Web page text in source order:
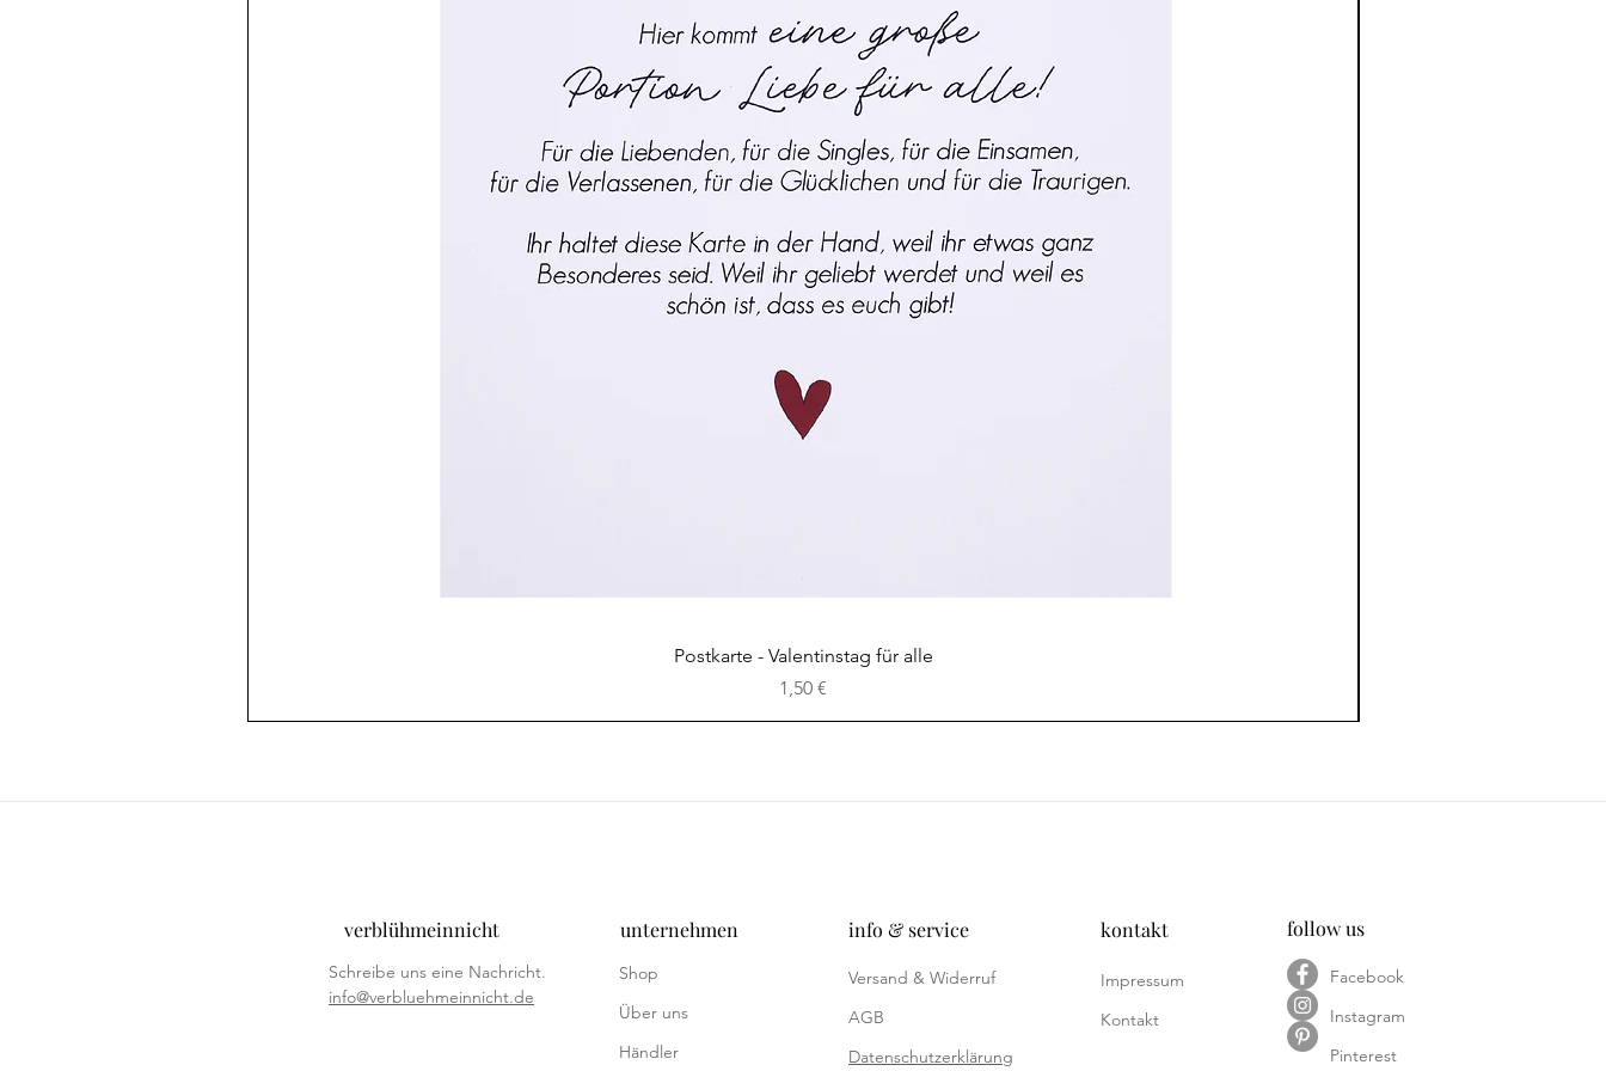
Schnellansicht
Postkarte - Valentinstag für alle
Preis
1,50 €
Schreibe uns eine Nachricht.
info@verbluehmeinnicht.de
verblühmeinnicht unternehmen
Shop
Über uns
Händler
info & service
Versand & Widerruf
AGB
Datenschutzerklärung
kontakt
Impressum
Kontakt
follow us
Facebook
Instagram
Pinterest